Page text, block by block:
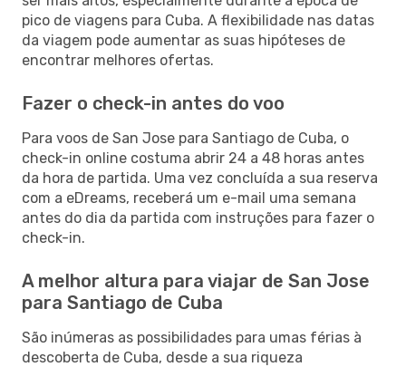
pico de viagens para Cuba. A flexibilidade nas datas
da viagem pode aumentar as suas hipóteses de
encontrar melhores ofertas.
Fazer o check-in antes do voo
Para voos de San Jose para Santiago de Cuba, o
check-in online costuma abrir 24 a 48 horas antes
da hora de partida. Uma vez concluída a sua reserva
com a eDreams, receberá um e-mail uma semana
antes do dia da partida com instruções para fazer o
check-in.
A melhor altura para viajar de San Jose
para Santiago de Cuba
São inúmeras as possibilidades para umas férias à
descoberta de Cuba, desde a sua riqueza